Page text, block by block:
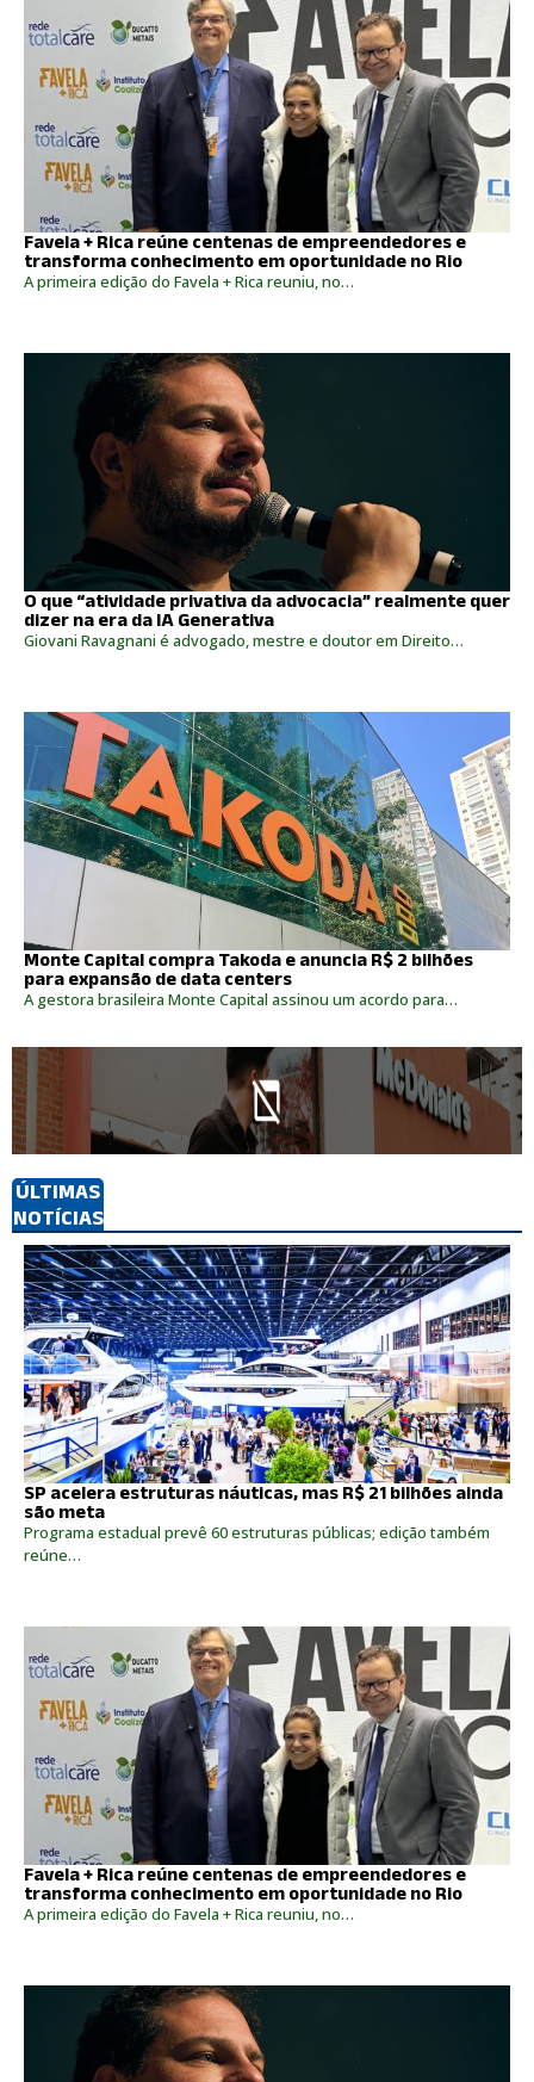
Favela + Rica reúne centenas de empreendedores e
transforma conhecimento em oportunidade no Rio
A primeira edição do Favela + Rica reuniu, no…
O que “atividade privativa da advocacia” realmente quer
dizer na era da IA Generativa
Giovani Ravagnani é advogado, mestre e doutor em Direito…
Monte Capital compra Takoda e anuncia R$ 2 bilhões
para expansão de data centers
A gestora brasileira Monte Capital assinou um acordo para…
ÚLTIMAS
NOTÍCIAS
SP acelera estruturas náuticas, mas R$ 21 bilhões ainda
são meta
Programa estadual prevê 60 estruturas públicas; edição também
reúne…
Favela + Rica reúne centenas de empreendedores e
transforma conhecimento em oportunidade no Rio
A primeira edição do Favela + Rica reuniu, no…